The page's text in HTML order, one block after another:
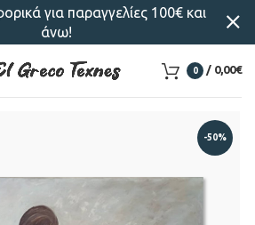
0 / 0,00€
-50%
για παραγγελίες 100€ και
άνω!